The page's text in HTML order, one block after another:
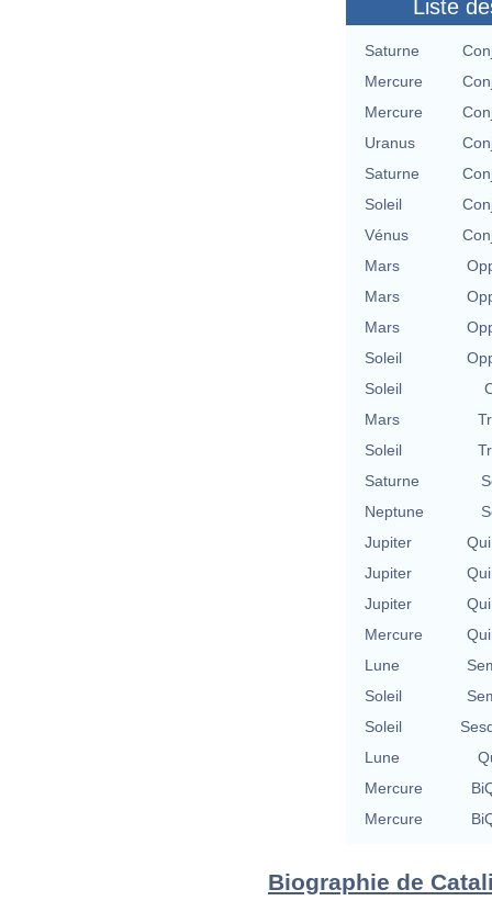
Liste
Saturne
Mercure
Mercure
Uranus
Saturne
Soleil
Vénus
Mars
Mars
Mars
Soleil
Soleil
Mars
Soleil
Saturne
Neptune
Jupiter
Jupiter
Jupiter
Mercure
Lune
Soleil
Soleil
Lune
Mercure
Mercure
Biographie de